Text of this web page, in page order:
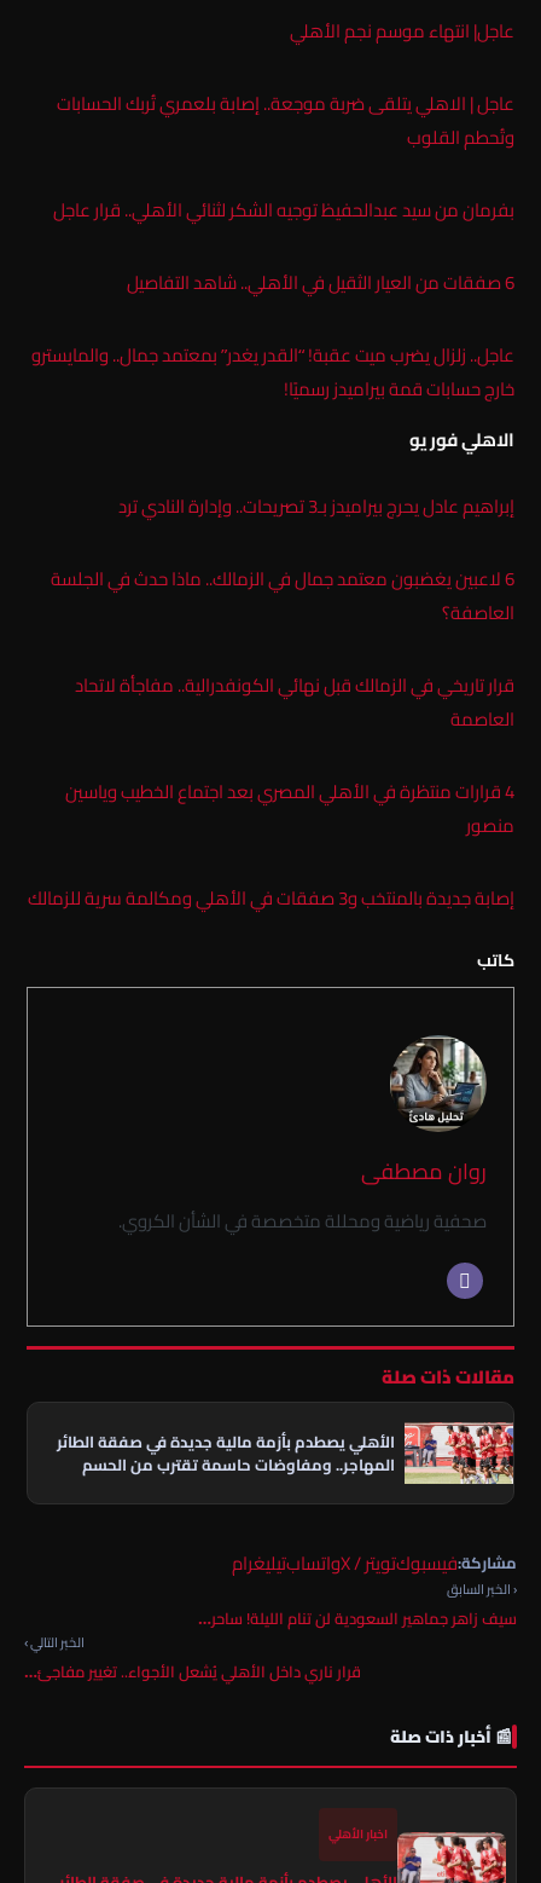
عاجل| انتهاء موسم نجم الأهلي
عاجل | الاهلي يتلقى ضربة موجعة.. إصابة بلعمري تُربك الحسابات
وتُحطم القلوب
بفرمان من سيد عبدالحفيظ توجيه الشكر لثنائي الأهلي.. قرار عاجل
6 صفقات من العيار الثقيل في الأهلي.. شاهد التفاصيل
عاجل.. زلزال يضرب ميت عقبة! “القدر يغدر” بمعتمد جمال.. والمايسترو
خارج حسابات قمة بيراميدز رسميًا!
الاهلي فور يو
إبراهيم عادل يحرج بيراميدز بـ3 تصريحات.. وإدارة النادي ترد
6 لاعبين يغضبون معتمد جمال في الزمالك.. ماذا حدث في الجلسة
العاصفة؟
قرار تاريخي في الزمالك قبل نهائي الكونفدرالية.. مفاجأة لاتحاد
العاصمة
4 قرارات منتظرة في الأهلي المصري بعد اجتماع الخطيب وياسين
منصور
إصابة جديدة بالمنتخب و3 صفقات في الأهلي ومكالمة سرية للزمالك
كاتب
روان مصطفى
صحفية رياضية ومحللة متخصصة في الشأن الكروي.
مقالات ذات صلة
الأهلي يصطدم بأزمة مالية جديدة في صفقة الطائر
المهاجر.. ومفاوضات حاسمة تقترب من الحسم
مشاركة:فيسبوكتويتر / X واتسابتيليغرام
‹ الخبر السابق
سيف زاهر جماهير السعودية لن تنام الليلة! ساحر…
الخبر التالي ›
قرار ناري داخل الأهلي يُشعل الأجواء.. تغيير مفاجئ…
📰 أخبار ذات صلة
اخبار الأهلي